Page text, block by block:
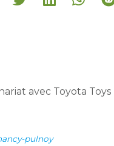
avec Toyota Toys
pulnoy